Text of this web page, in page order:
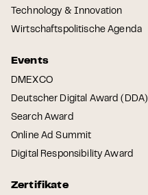
Technology & Innovation
Wirtschaftspolitische Agenda
Events
DMEXCO
Deutscher Digital Award (DDA)
Search Award
Online Ad Summit
Digital Responsibility Award
Zertifikate